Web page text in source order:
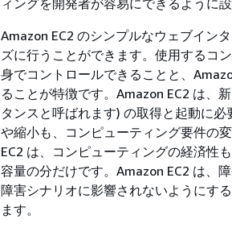
Amazon EC2 のシンプルなウェブイン
ズに行うことができます。使用するコ
身でコントロールできることと、
ることが特徴です。Amazon EC2 は、
タンスと呼ばれます) の取得と起動に
や縮小も、コンピューティング要件の
EC2 は、コンピューティングの経済性
容量の分だけです。Amazon EC2 は、
障害シナリオに影響されないようにす
ます。